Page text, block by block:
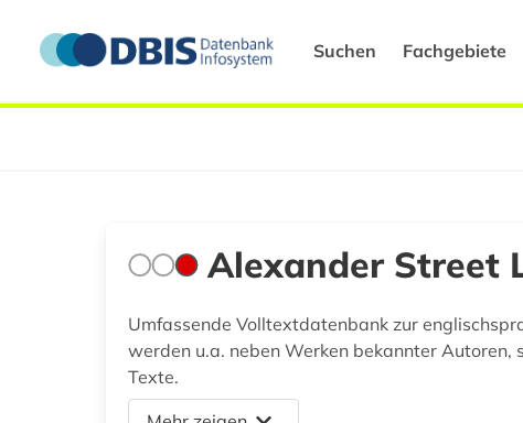
Suchen Fachgebiete
Alexander Street
Umfassende Volltextdatenbank zur
werden u.a. neben Werken bekannter
Texte.